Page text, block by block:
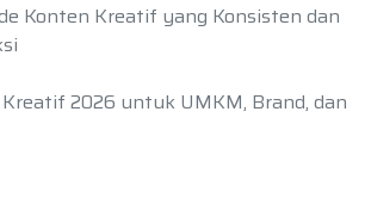
Konten Kreatif yang Konsisten dan
2026 untuk UMKM, Brand, dan